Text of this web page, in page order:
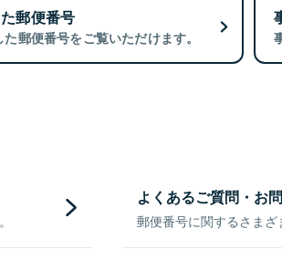
郵便番号
郵便番号をご覧いただけます。
よくあるご質問・お
郵便番号に関するさまざ